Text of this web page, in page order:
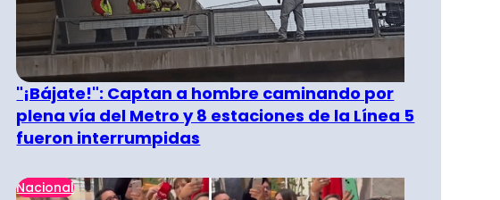
"¡Bájate!": Captan a hombre caminando por
plena vía del Metro y 8 estaciones de la Línea 5
fueron interrumpidas
Nacional